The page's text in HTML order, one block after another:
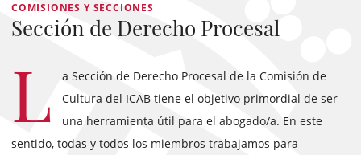
COMISIONES Y SECCIONES
Sección de Derecho Procesal
L
a Sección de Derecho Procesal de la Comisión de
Cultura del ICAB tiene el objetivo primordial de ser
una herramienta útil para el abogado/a. En este
sentido, todas y todos los miembros trabajamos para